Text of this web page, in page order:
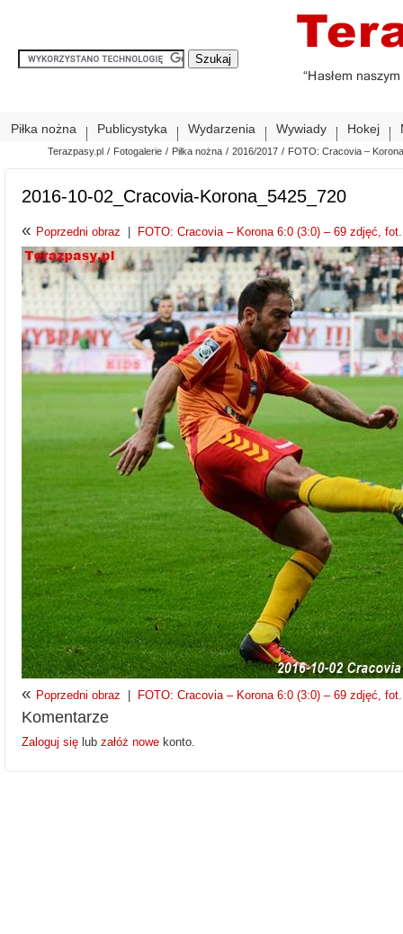
Piłka nożna Publicystyka Wydarzenia Wywiady Hokej
Terazpasy.pl / Fotogalerie / Piłka nożna / 2016/2017 / FOTO: Cracovia –
2016-10-02_Cracovia-Korona_5425_720
« Poprzedni obraz FOTO: Cracovia – Korona 6:0 (3:0) – 69 zdjęć,
« Poprzedni obraz FOTO: Cracovia – Korona 6:0 (3:0) – 69 zdjęć,
Komentarze
Zaloguj się lub załóż nowe konto.